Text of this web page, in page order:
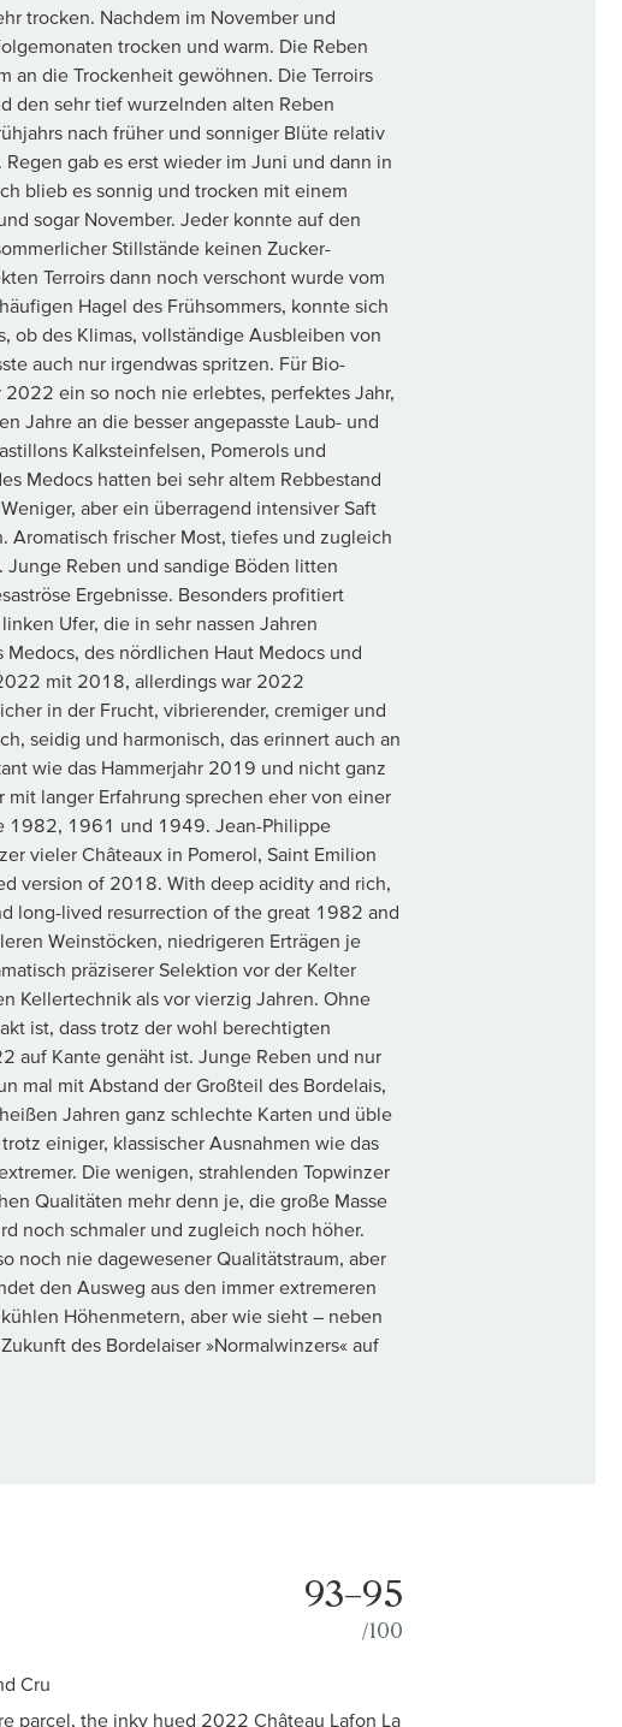
trocken. Nachdem im November und
trocken und warm. Die Reben
an die Trockenheit gewöhnen. Die Terroirs
den sehr tief wurzelnden alten Reben
nach früher und sonniger Blüte relativ
gab es erst wieder im Juni und dann in
blieb es sonnig und trocken mit einem
sogar November. Jeder konnte auf den
Stillstände keinen Zucker-
Terroirs dann noch verschont wurde vom
Hagel des Frühsommers, konnte sich
ob des Klimas, vollständige Ausbleiben von
auch nur irgendwas spritzen. Für Bio-
ein so noch nie erlebtes, perfektes Jahr,
Jahre an die besser angepasste Laub- und
Kalksteinfelsen, Pomerols und
Medocs hatten bei sehr altem Rebbestand
aber ein überragend intensiver Saft
Aromatisch frischer Most, tiefes und zugleich
Junge Reben und sandige Böden litten
Ergebnisse. Besonders profitiert
Ufer, die in sehr nassen Jahren
des nördlichen Haut Medocs und
mit 2018, allerdings war 2022
in der Frucht, vibrierender, cremiger und
seidig und harmonisch, das erinnert auch an
wie das Hammerjahr 2019 und nicht ganz
langer Erfahrung sprechen eher von einer
1982, 1961 und 1949. Jean-Philippe
vieler Châteaux in Pomerol, Saint Emilion
version of 2018. With deep acidity and rich,
long-lived resurrection of the great 1982 and
Weinstöcken, niedrigeren Erträgen je
präziserer Selektion vor der Kelter
Kellertechnik als vor vierzig Jahren. Ohne
ist, dass trotz der wohl berechtigten
auf Kante genäht ist. Junge Reben und nur
mal mit Abstand der Großteil des Bordelais,
Jahren ganz schlechte Karten und üble
einiger, klassischer Ausnahmen wie das
Die wenigen, strahlenden Topwinzer
Qualitäten mehr denn je, die große Masse
noch schmaler und zugleich noch höher.
noch nie dagewesener Qualitätstraum, aber
den Ausweg aus den immer extremeren
Höhenmetern, aber wie sieht – neben
des Bordelaiser »Normalwinzers« auf
93–95
/100
Cru
parcel, the inky hued 2022 Château Lafon La